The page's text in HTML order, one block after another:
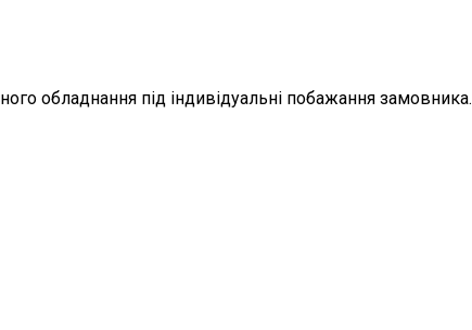
обладнання під індивідуальні побажання замовника.